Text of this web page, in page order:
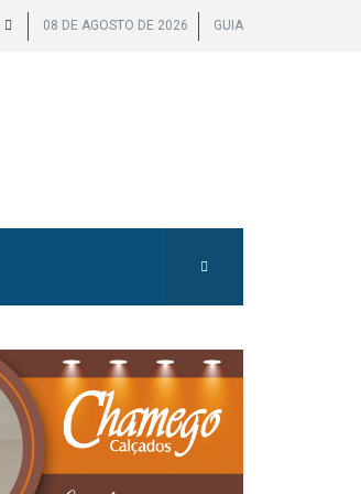
08 DE AGOSTO DE 2026 GUIA